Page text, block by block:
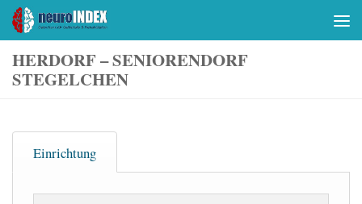
Skip to content
HERDORF – SENIORENDORF
STEGELCHEN
Einrichtung